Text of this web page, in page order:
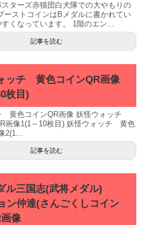
ターズ赤猫団白犬隊での大やもりの
ーストコインはBメダルに書かれてい
くなっています。 1階のエン...
記事を読む
ッチ 黄色コインQR画像
枚目)
黄色コインQR画像 妖怪ウォッチ
画像1(1～10枚目) 妖怪ウォッチ 黄色
2(1...
記事を読む
ル三国志(武将メダル)
ン仲達(さんごくしコイン
像